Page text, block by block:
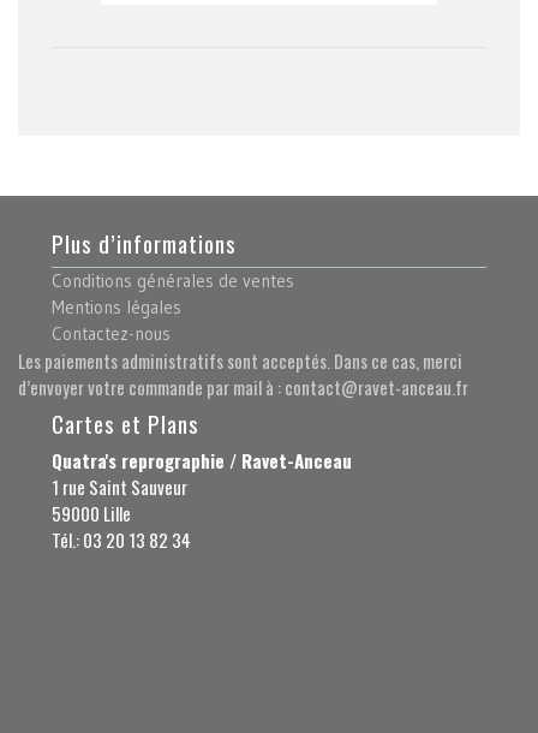
Plus d’informations
Conditions générales de ventes
Mentions légales
Contactez-nous
Les paiements administratifs sont acceptés. Dans ce cas, merci
d’envoyer votre commande par mail à : contact@ravet-anceau.fr
Cartes et Plans
Quatra's reprographie / Ravet-Anceau
1 rue Saint Sauveur
59000 Lille
Tél.: 03 20 13 82 34